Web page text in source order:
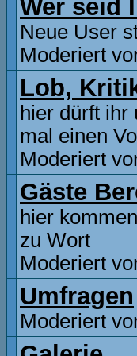
Wer seid
Neue User
Moderiert
Lob,
hier dürft ihr
mal einen
Moderiert
Gäste
hier
zu Wort
Moderiert
Umfragen
Moderiert